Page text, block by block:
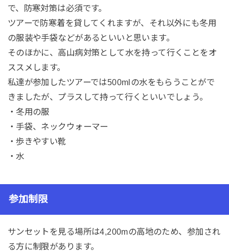
で、防寒対策は必須です。
ツアーで防寒着を貸してくれますが、それ以外にも冬用
の服装や手袋などがあるといいと思います。
そのほかに、高山病対策として水を持って行くことをオ
ススメします。
私達が参加したツアーでは500mlの水をもらうことがで
きましたが、プラスして持って行くといいでしょう。
・冬用の服
・手袋、ネックウォーマー
・歩きやすい靴
・水
参加制限
サンセットを見る場所は4,200mの高地のため、参加され
る方に制限があります。